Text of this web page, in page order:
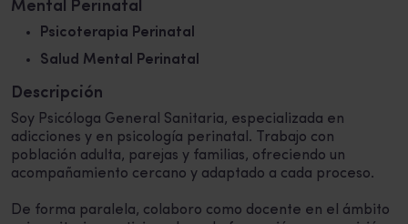
Mental Perinatal
Psicoterapia Perinatal
Salud Mental Perinatal
Descripción
Soy Psicóloga General Sanitaria, especializada en
adicciones y en psicología perinatal. Trabajo con
población adulta, parejas y familias, ofreciendo un
acompañamiento cercano y adaptado a cada proceso.
De forma paralela, colaboro como docente en el ámbito